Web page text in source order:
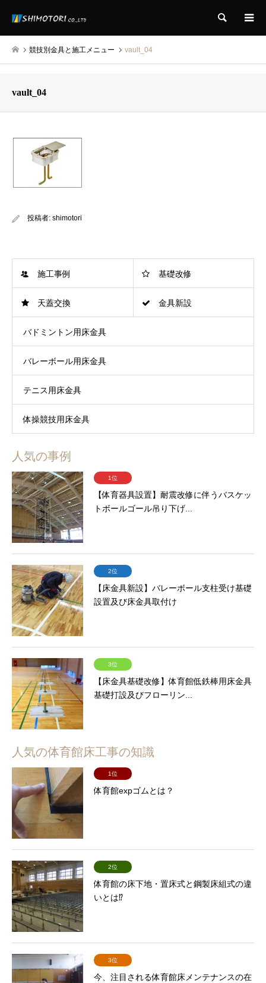
検索
競技別金具と施工メニュー vault_04
vault_04
投稿者: shimotori
施工事例 基礎改修
天蓋交換 金具新設
バドミントン用床金具
バレーボール用床金具
テニス用床金具
体操競技用床金具
人気の事例
1位
【体育器具設置】耐震改修に伴うバスケッ
トボールゴール吊り下げ...
2位
【床金具新設】バレーボール支柱受け基礎
設置及び床金具取付け
3位
【床金具基礎改修】体育館低鉄棒用床金具
基礎打設及びフローリン...
人気の体育館床工事の知識
1位
体育館expゴムとは？
2位
体育館の床下地・置床式と鋼製床組式の違
いとは⁉
3位
今、注目される体育館床メンテナンスの在